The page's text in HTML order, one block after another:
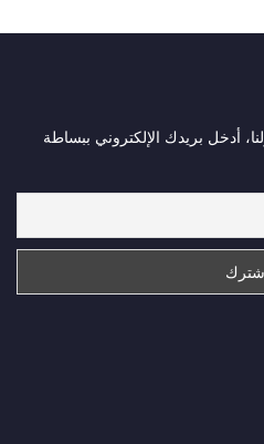
أدخل بريدك الإلكتروني ببساطة